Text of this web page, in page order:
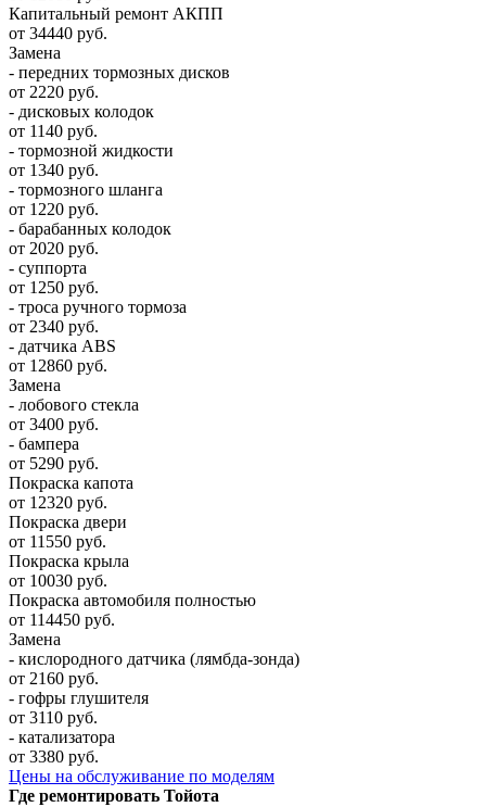
Капитальный ремонт АКПП
от 34440 руб.
Замена
- передних тормозных дисков
от 2220 руб.
- дисковых колодок
от 1140 руб.
- тормозной жидкости
от 1340 руб.
- тормозного шланга
от 1220 руб.
- барабанных колодок
от 2020 руб.
- суппорта
от 1250 руб.
- троса ручного тормоза
от 2340 руб.
- датчика ABS
от 12860 руб.
Замена
- лобового стекла
от 3400 руб.
- бампера
от 5290 руб.
Покраска капота
от 12320 руб.
Покраска двери
от 11550 руб.
Покраска крыла
от 10030 руб.
Покраска автомобиля полностью
от 114450 руб.
Замена
- кислородного датчика (лямбда-зонда)
от 2160 руб.
- гофры глушителя
от 3110 руб.
- катализатора
от 3380 руб.
Цены на обслуживание по моделям
Где ремонтировать Тойота